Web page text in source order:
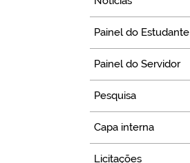
Painel do Estudante
Painel do Servidor
Pesquisa
Capa interna
Licitações